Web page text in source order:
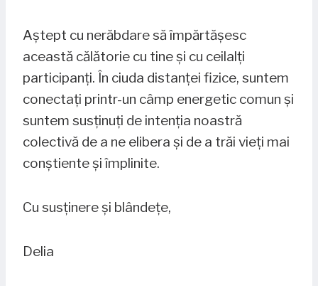
Aștept cu nerăbdare să împărtășesc
această călătorie cu tine și cu ceilalți
participanți. În ciuda distanței fizice, suntem
conectați printr-un câmp energetic comun și
suntem susținuți de intenția noastră
colectivă de a ne elibera și de a trăi vieți mai
conștiente și împlinite.
Cu susținere și blândețe,
Delia